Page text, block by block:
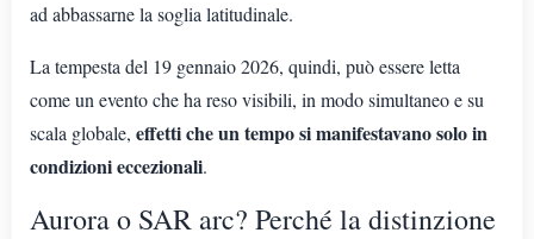
ad abbassarne la soglia latitudinale.
La tempesta del 19 gennaio 2026, quindi, può essere letta
come un evento che ha reso visibili, in modo simultaneo e su
scala globale, effetti che un tempo si manifestavano solo in
condizioni eccezionali.
Aurora o SAR arc? Perché la distinzione